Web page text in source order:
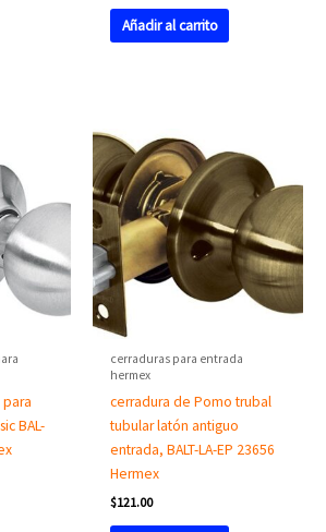
Añadir al carrito
BAL-
cerraduras para entrada
hermex
cerradura de Pomo trubal
tubular latón antiguo
entrada, BALT-LA-EP 23656
Hermex
$121.00